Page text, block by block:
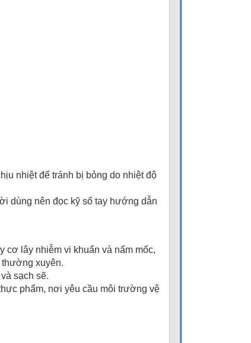
nhiệt để tránh bị bỏng do nhiệt độ
dùng nên đọc kỹ sổ tay hướng dẫn
cơ lây nhiễm vi khuẩn và nấm mốc,
xuyên.
sạch sẽ.
phẩm, nơi yêu cầu môi trường vệ